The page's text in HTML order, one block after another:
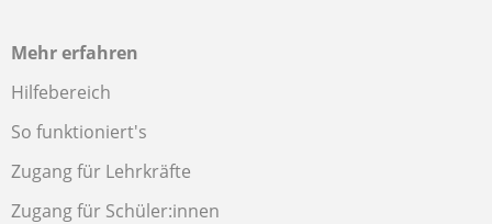
Mehr erfahren
Hilfebereich
So funktioniert's
Zugang für Lehrkräfte
Zugang für Schüler:innen